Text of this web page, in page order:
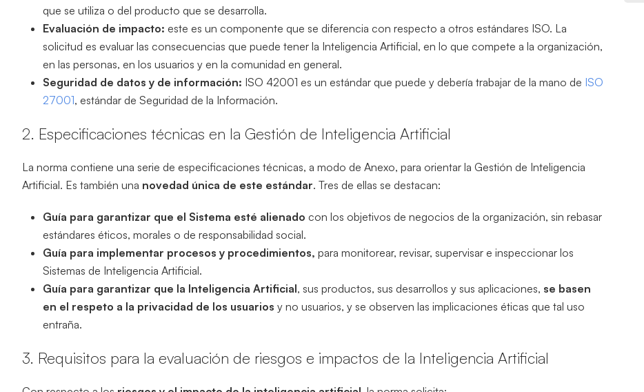
que se utiliza o del producto que se desarrolla.
Evaluación de impacto: este es un componente que se diferencia con respecto a otros estándares ISO. La
solicitud es evaluar las consecuencias que puede tener la Inteligencia Artificial, en lo que compete a la organización,
en las personas, en los usuarios y en la comunidad en general.
Seguridad de datos y de información: ISO 42001 es un estándar que puede y debería trabajar de la mano de ISO
27001, estándar de Seguridad de la Información.
2. Especificaciones técnicas en la Gestión de Inteligencia Artificial
La norma contiene una serie de especificaciones técnicas, a modo de Anexo, para orientar la Gestión de Inteligencia
Artificial. Es también una novedad única de este estándar. Tres de ellas se destacan:
Guía para garantizar que el Sistema esté alienado con los objetivos de negocios de la organización, sin rebasar
estándares éticos, morales o de responsabilidad social.
Guía para implementar procesos y procedimientos, para monitorear, revisar, supervisar e inspeccionar los
Sistemas de Inteligencia Artificial.
Guía para garantizar que la Inteligencia Artificial, sus productos, sus desarrollos y sus aplicaciones, se basen
en el respeto a la privacidad de los usuarios y no usuarios, y se observen las implicaciones éticas que tal uso
entraña.
3. Requisitos para la evaluación de riesgos e impactos de la Inteligencia Artificial